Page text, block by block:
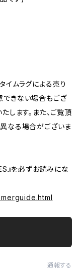
イムラグによる売り
きない場合もござ
します。また、ご覧頂
なる場合がございま
』を必ずお読みにな
通報する